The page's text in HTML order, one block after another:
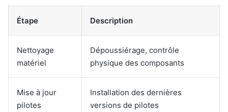
Étape Description
Nettoyage
matériel
Dépoussiérage, contrôle
physique des composants
Mise à jour
pilotes
Installation des dernières
versions de pilotes